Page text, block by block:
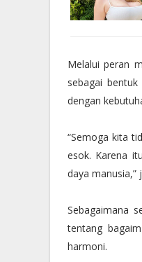
Melalui peran
sebagai
dengan
“Semoga kita
esok. Karena
daya manusia,”
Sebagaimana
tentang
harmoni.